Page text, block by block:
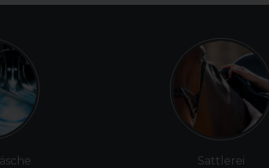
Sattlerei